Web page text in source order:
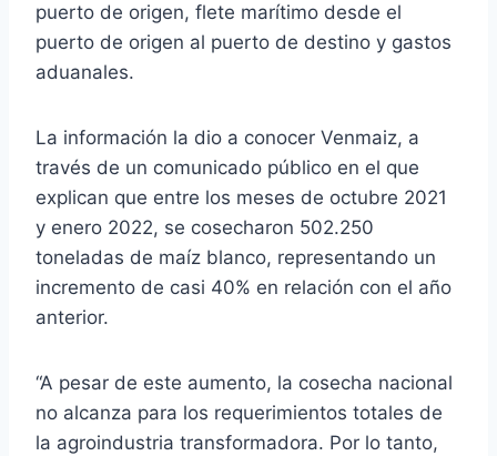
puerto de origen, flete marítimo desde el
puerto de origen al puerto de destino y gastos
aduanales.
La información la dio a conocer Venmaiz, a
través de un comunicado público en el que
explican que entre los meses de octubre 2021
y enero 2022, se cosecharon 502.250
toneladas de maíz blanco, representando un
incremento de casi 40% en relación con el año
anterior.
“A pesar de este aumento, la cosecha nacional
no alcanza para los requerimientos totales de
la agroindustria transformadora. Por lo tanto,